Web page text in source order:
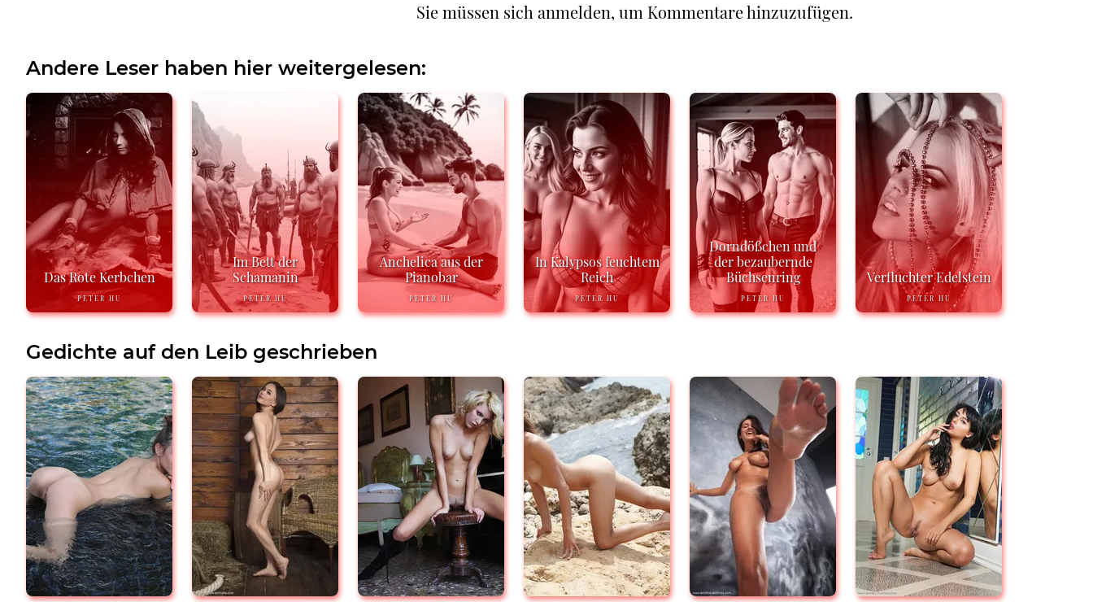
Sie müssen sich anmelden, um Kommentare hinzuzufügen.
Andere Leser haben hier weitergelesen:
Das Rote Kerbchen
PETER HU
Im Bett der
Schamanin
PETER HU
Anchelica aus der
Pianobar
PETER HU
In Kalypsos feuchtem
Reich
PETER HU
Dorndößchen und
der bezaubernde
Büchsenring
PETER HU
Verfluchter Edelstein
PETER HU
Gedichte auf den Leib geschrieben